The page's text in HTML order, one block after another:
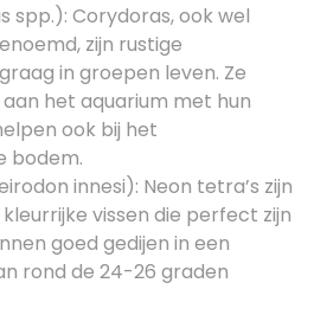
spp.): Corydoras, ook wel
zijn rustige
in groepen leven. Ze
het aquarium met hun
ook bij het
bodem.
innesi): Neon tetra’s zijn
vissen die perfect zijn
goed gedijen in een
rond de 24-26 graden